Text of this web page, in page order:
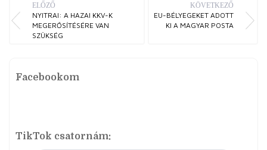
ELŐZŐ
NYITRAI: A HAZAI KKV-K
MEGERŐSÍTÉSÉRE VAN
SZÜKSÉG
KÖVETKEZŐ
EU-BÉLYEGEKET ADOTT
KI A MAGYAR POSTA
Facebookom
TikTok csatornám: